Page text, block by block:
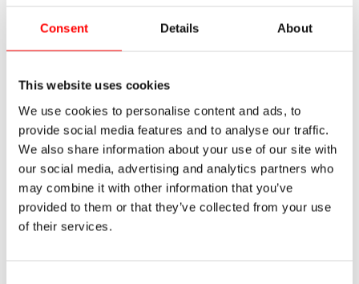
Consent Details About
This website uses cookies
We use cookies to personalise content and ads, to
provide social media features and to analyse our traffic.
We also share information about your use of our site with
our social media, advertising and analytics partners who
may combine it with other information that you’ve
provided to them or that they’ve collected from your use
of their services.
der Lagerhaltung. Wir leben in einem Zeitalter, in dem die
Automatisierung versteht man den Einsatz von
Ausführung von Aufgaben ohne direktes menschliches
Eingreifen. Von der industriellen Produktion bis hin zum